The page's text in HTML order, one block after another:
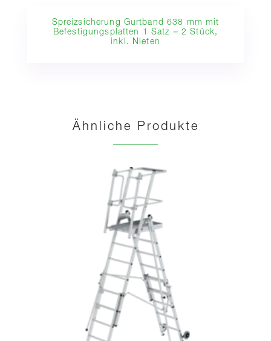
Spreizsicherung Gurtband 638 mm mit
Befestigungsplatten 1 Satz = 2 Stück,
inkl. Nieten
Ähnliche Produkte